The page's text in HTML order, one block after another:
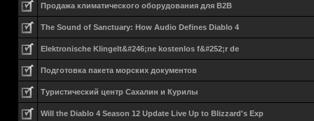
Продажа климатического оборудования для B2B
The Sound of Sanctuary: How Audio Defines Diablo 4
Elektronische Klingelt&#246;ne kostenlos f&#252;r de
Подготовка пакета морских документов
Туристический центр Сахалин и Курилы
Will the Diablo 4 Season 12 Update Live Up to Blizzard's Exp